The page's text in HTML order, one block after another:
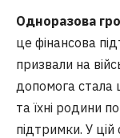
Одноразова
це фінансова
призвали на
допомога стала
та їхні родини
підтримки. У